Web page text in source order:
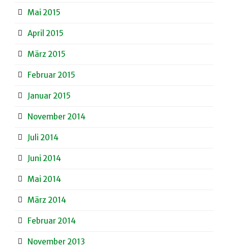
Mai 2015
April 2015
März 2015
Februar 2015
Januar 2015
November 2014
Juli 2014
Juni 2014
Mai 2014
März 2014
Februar 2014
November 2013